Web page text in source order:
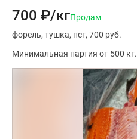
700 ₽/кгПродам
форель тушка псг 700 руб.
Минимальная партия от 500 кг.